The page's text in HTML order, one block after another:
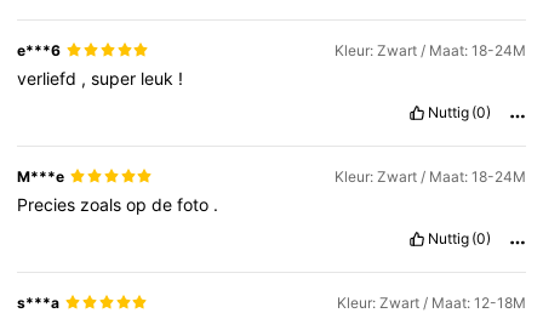
e***6 Kleur: Zwart / Maat: 18-24M
verliefd ,super leuk !
Nuttig (0)
M***e Kleur: Zwart / Maat: 18-24M
Precies zoalsopdefoto .
Nuttig (0)
s***a Kleur: Zwart / Maat: 12-18M